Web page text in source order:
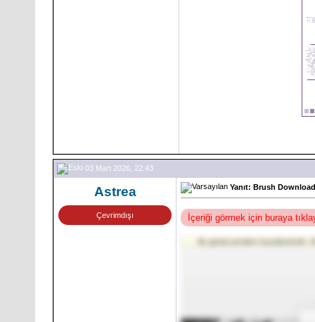
03 Mart 2026, 22:43
Astrea
Çevrimdışı
Yanıt: Brush
İçeriği görmek için buraya